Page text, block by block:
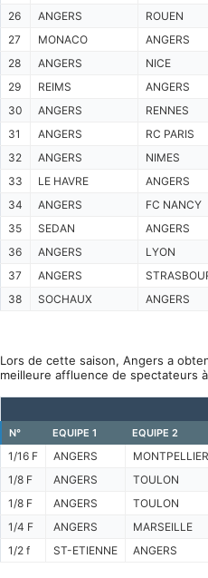
26
ANGERS ROUEN
27
MONACO ANGERS
28
ANGERS NICE
29
REIMS ANGERS
30
ANGERS RENNES
31
ANGERS RC PARIS
32
ANGERS NIMES
33
LE HAVRE ANGERS
34
ANGERS FC NANCY
35
SEDAN ANGERS
36
ANGERS LYON
37
ANGERS
38
SOCHAUX ANGERS
Lors de cette saison, Angers a
meilleure affluence de spectateurs
N°
EQUIPE 1 EQUIPE 2
1/16 F ANGERS MONTPELLIER
1/8 F
ANGERS TOULON
1/8 F
ANGERS TOULON
1/4 F
ANGERS MARSEILLE
1/2 f
ST-ETIENNE ANGERS